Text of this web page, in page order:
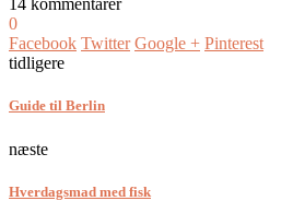
14 kommentarer
0
Facebook Twitter Google + Pinterest
tidligere
Guide til Berlin
næste
Hverdagsmad med fisk